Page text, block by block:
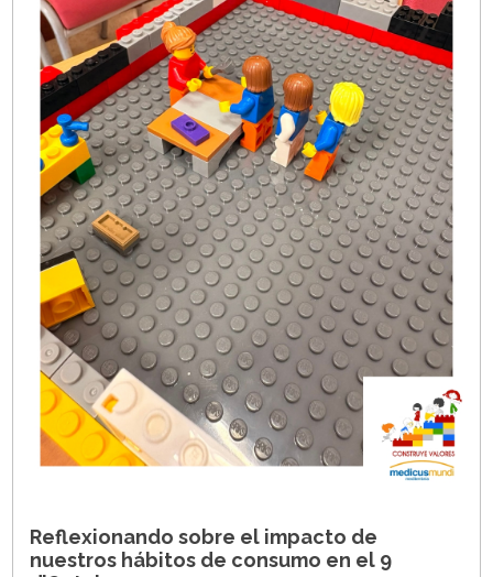
Reflexionando sobre el impacto de
nuestros hábitos de consumo en el 9